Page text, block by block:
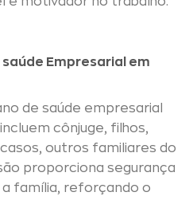
Empresarial em
de saúde empresarial
cônjuge, filhos,
outros familiares do
proporciona segurança
família, reforçando o